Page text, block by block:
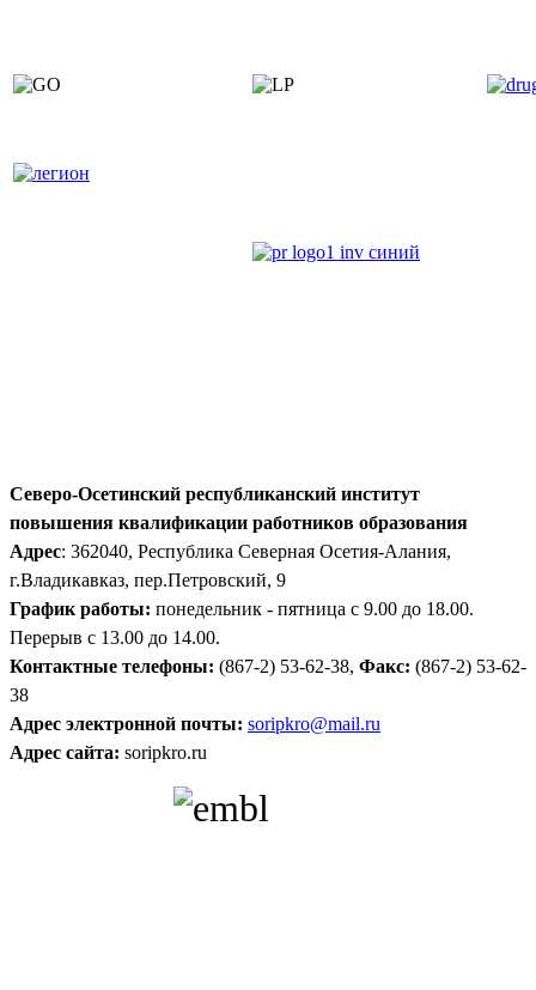
Северо-Осетинский республиканский институт
повышения квалификации работников образования
Адрес: 362040, Республика Северная Осетия-Алания,
г.Владикавказ, пер.Петровский, 9
График работы: понедельник - пятница с 9.00 до 18.00.
Перерыв с 13.00 до 14.00.
Контактные телефоны: (867-2) 53-62-38, Факс: (867-2) 53-62-
38
Адрес электронной почты: soripkro@mail.ru
Адрес сайта: soripkro.ru